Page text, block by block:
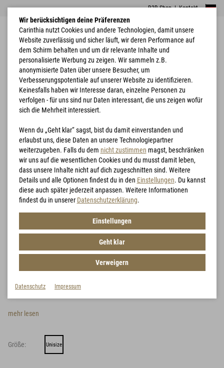
B2B Shop|Kontakt
Home Bekleidung
Combat
Garments
Carinthia Combat Knee Pad
Carinthia Combat Knee Pad
Artikel-Nr.:ZU 95451
mehr lesen
Größe: Unisize
Wir berücksichtigen deine Präferenzen
Carinthia nutzt Cookies und andere Technologien, damit unsere
Website zuverlässig und sicher läuft, wir deren Performance auf
dem Schirm behalten und um dir relevante Inhalte und
personalisierte Werbung zu zeigen. Wir sammeln z.B.
anonymisierte Daten über unsere Besucher, um
Verbesserungspotentiale auf unserer Website zu identifizieren.
Keinesfalls haben wir Interesse daran, einzelne Personen zu
verfolgen - für uns sind nur Daten interessant, die uns zeigen wofür
sich die Mehrheit interessiert.
Wenn du „Geht klar“ sagst, bist du damit einverstanden und
erlaubst uns, diese Daten an unsere Technologiepartner
weiterzugeben. Falls du dem nicht zustimmen magst, beschränken
wir uns auf die wesentlichen Cookies und du musst damit leben,
dass unsere Inhalte nicht auf dich zugeschnitten sind. Weitere
Details und alle Optionen findest du in den Einstellungen. Du kannst
diese auch später jederzeit anpassen. Weitere Informationen
findest du in unserer Datenschutzerklärung.
Einstellungen
Geht klar
Verweigern
Datenschutz Impressum